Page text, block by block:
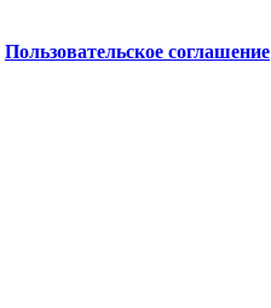
Пользовательское соглашение